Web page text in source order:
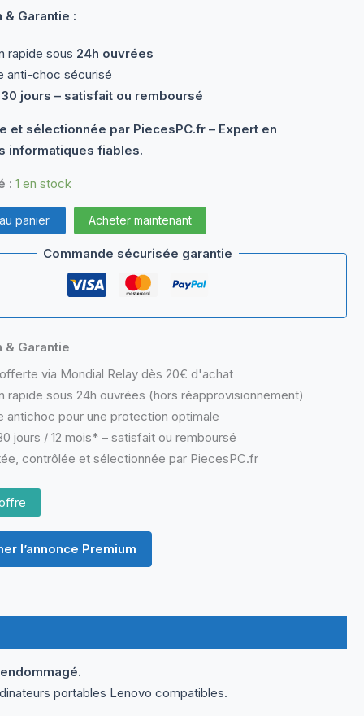
& Garantie :
rapide sous 24h ouvrées
anti-choc sécurisé
jours – satisfait ou remboursé
et sélectionnée par PiecesPC.fr – Expert en
informatiques fiables.
: 1 en stock
panier Acheter maintenant
Commande sécurisée garantie
Garantie
via Mondial Relay dès 20€ d'achat
rapide sous 24h ouvrées (hors réapprovisionnement)
antichoc pour une protection optimale
jours / 12 mois* – satisfait ou remboursé
contrôlée et sélectionnée par PiecesPC.fr
l’annonce Premium
portables Lenovo compatibles.